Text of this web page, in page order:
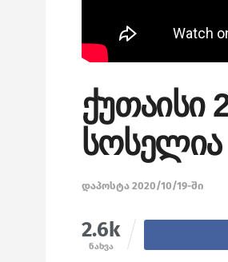
ქუთაისი
სოსელია
დაპოსტა 2020/10/19-ში
2.6k
ნახვა